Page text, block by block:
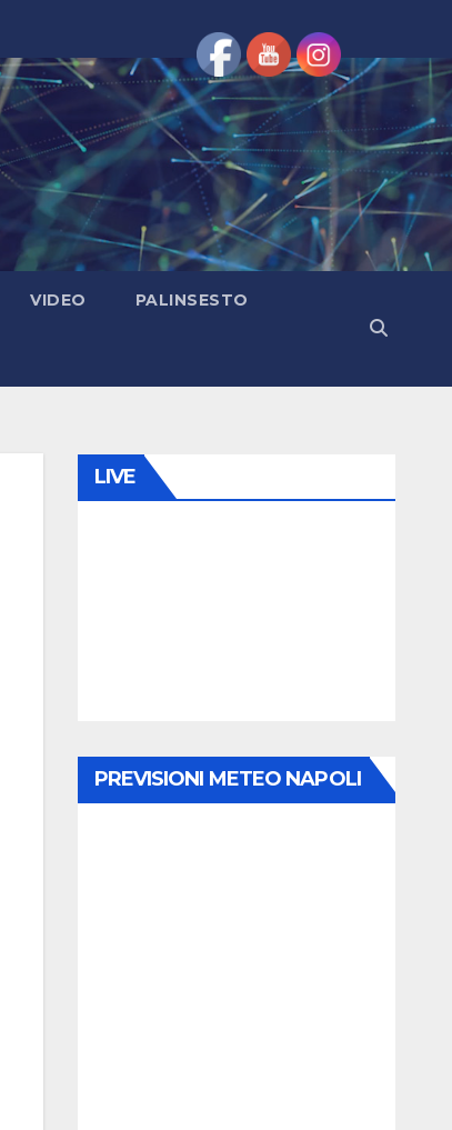
VIDEO PALINSESTO
LIVE
PREVISIONI METEO NAPOLI